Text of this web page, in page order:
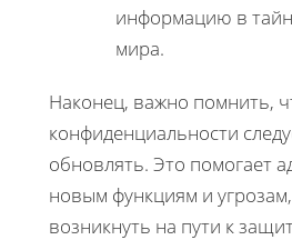
информацию в
мира.
Наконец, важно помнить,
конфиденциальности
обновлять. Это помогает
новым функциям и
возникнуть на пути к